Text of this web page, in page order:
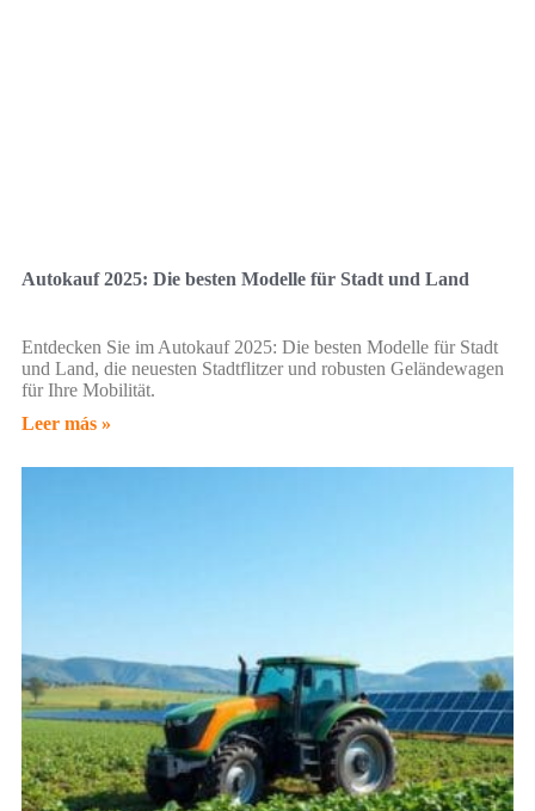
Autokauf 2025: Die besten Modelle für Stadt und Land
Entdecken Sie im Autokauf 2025: Die besten Modelle für Stadt
und Land, die neuesten Stadtflitzer und robusten Geländewagen
für Ihre Mobilität.
Leer más »